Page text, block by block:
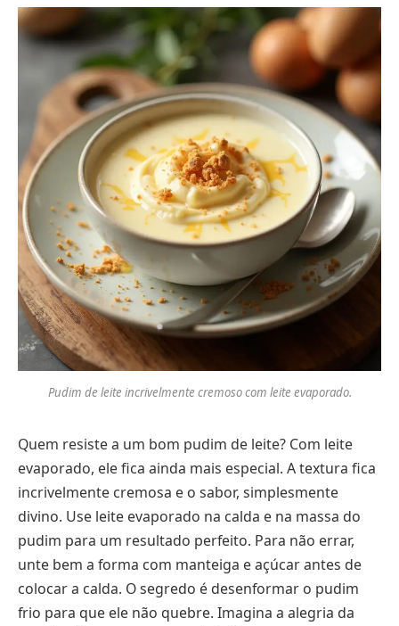
Pudim de leite incrivelmente cremoso com leite evaporado.
Quem resiste a um bom pudim de leite? Com leite
evaporado, ele fica ainda mais especial. A textura fica
incrivelmente cremosa e o sabor, simplesmente
divino. Use leite evaporado na calda e na massa do
pudim para um resultado perfeito. Para não errar,
unte bem a forma com manteiga e açúcar antes de
colocar a calda. O segredo é desenformar o pudim
frio para que ele não quebre. Imagina a alegria da